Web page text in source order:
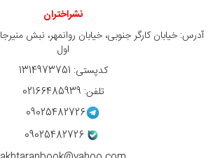
نشراختران
اول
کدپستی: 1314973751
تلفن: 02166485939
09025482726
09025482726